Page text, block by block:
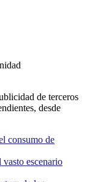
de terceros
desde
consumo de
escenario